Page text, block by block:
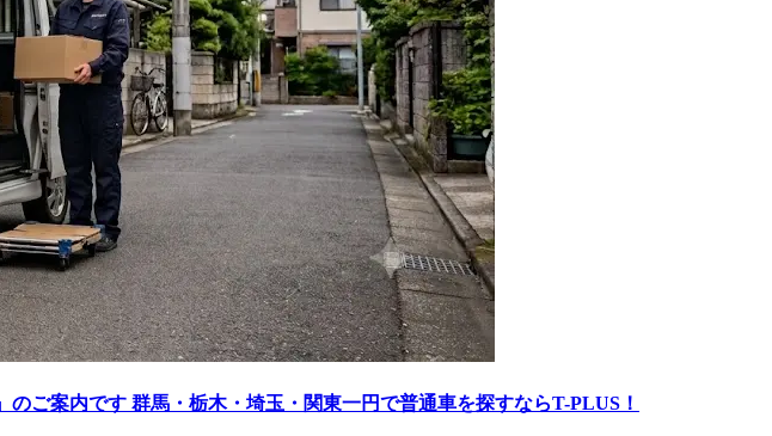
ご案内です 群馬・栃木・埼玉・関東一円で普通車を探すならT-PLUS！